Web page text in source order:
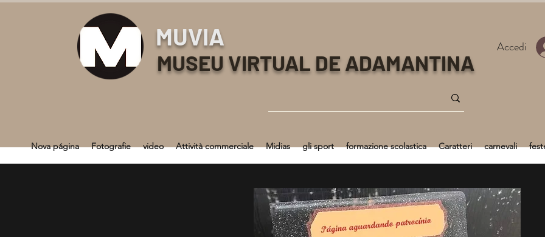
MUSEU VIRTUAL DE ADAMANTINA
Accedi
MUVIA
Nova página Fotografie video Attività commerciale Midias gli sport formazione scolastica Caratteri carnevali